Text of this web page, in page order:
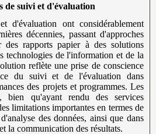
de suivi et d'évaluation
d'évaluation ont considérablement
décennies, passant d'approches
des rapports papier à des solutions
technologies de l'information et de la
reflète une prise de conscience
du suivi et de l'évaluation dans
des projets et programmes. Les
bien qu'ayant rendu des services
limitations importantes en termes de
des données, ainsi que dans
la communication des résultats.